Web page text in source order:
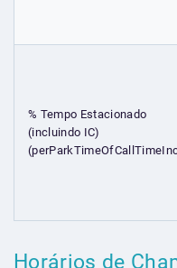
% Tempo Estacionado
(incluindo IC)
Horários de